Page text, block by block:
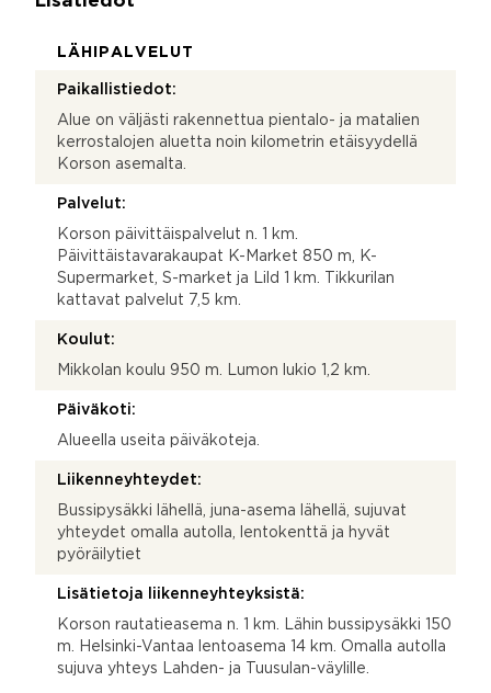
LÄHIPALVELUT
Paikallistiedot:
Alue on väljästi rakennettua pientalo- ja matalien
kerrostalojen aluetta noin kilometrin etäisyydellä
Korson asemalta.
Palvelut:
Korson päivittäispalvelut n. 1 km.
Päivittäistavarakaupat K-Market 850 m, K-
Supermarket, S-market ja Lild 1 km. Tikkurilan
kattavat palvelut 7,5 km.
Koulut:
Mikkolan koulu 950 m. Lumon lukio 1,2 km.
Päiväkoti:
Alueella useita päiväkoteja.
Liikenneyhteydet:
Bussipysäkki lähellä, juna-asema lähellä, sujuvat
yhteydet omalla autolla, lentokenttä ja hyvät
pyöräilytiet
Lisätietoja liikenneyhteyksistä:
Korson rautatieasema n. 1 km. Lähin bussipysäkki 150
m. Helsinki-Vantaa lentoasema 14 km. Omalla autolla
sujuva yhteys Lahden- ja Tuusulan-väylille.